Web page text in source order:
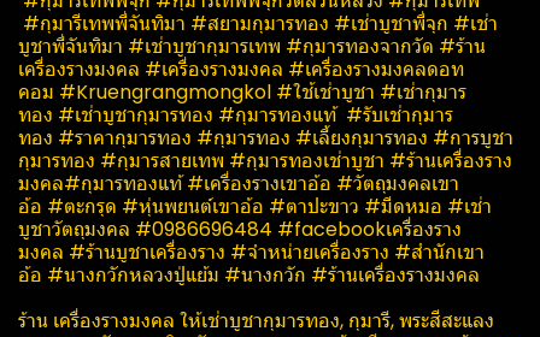
#กุมารีเทพพี่จันทิมา​ #สยามกุมารทอง​ #เช่าบูชาพี่จุก​ #เช่า
บูชาพี่จันทิมา​ #เช่าบูชากุมารเทพ​ #กุมารทองจากวัด #ร้าน
เครื่องรางมงคล #เครื่องรางมงคล #เครื่องรางมงคลดอท
คอม #Kruengrangmongkol #ใช้เช่าบูชา #เช่ากุมาร
ทอง #เช่าบูชากุมารทอง #กุมารทองแท้ #รับเช่ากุมาร
ทอง #ราคากุมารทอง #กุมารทอง #เลี้ยงกุมารทอง #การบูชา
กุมารทอง #กุมารสายเทพ #กุมารทองเช่าบูชา #ร้านเครื่องราง
มงคล#กุมารทองแท้ #เครื่องรางเขาอ้อ #วัตถุมงคลเขา
อ้อ #ตะกรุด #หุ่นพยนต์เขาอ้อ #ตาปะขาว #มีดหมอ #เช่า
บูชาวัตถุมงคล #0986696484 #facebookเครื่องราง
มงคล #ร้านบูชาเครื่องราง #จำหน่ายเครื่องราง #สำนักเขา
อ้อ #นางกวักหลวงปู่แย้ม #นางกวัก #ร้านเครื่องรางมงคล
ร้าน เครื่องรางมงคล ให้เช่าบูชากุมารทอง, กุมารี, พระสีสะแลง